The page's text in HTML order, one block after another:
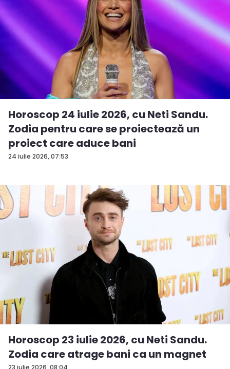
24 iulie 2026, 07:53
Horoscop 24 iulie 2026, cu Neti Sandu.
Zodia pentru care se proiectează un
proiect care aduce bani
23 iulie 2026, 08:04
Horoscop 23 iulie 2026, cu Neti Sandu.
Zodia care atrage bani ca un magnet